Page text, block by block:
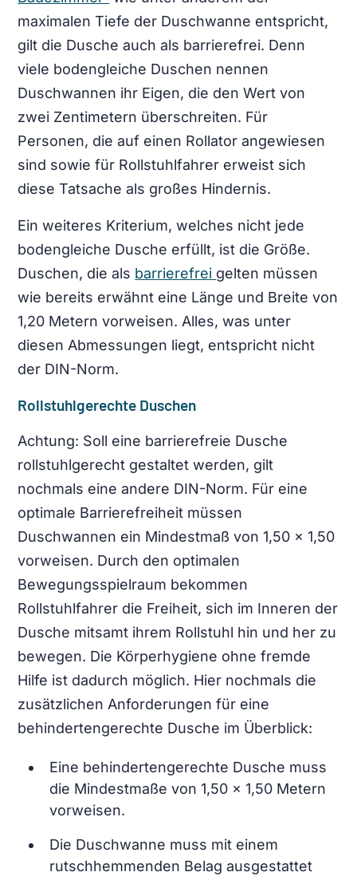
maximalen Tiefe der Duschwanne entspricht,
gilt die Dusche auch als barrierefrei. Denn
viele bodengleiche Duschen nennen
Duschwannen ihr Eigen, die den Wert von
zwei Zentimetern überschreiten. Für
Personen, die auf einen Rollator angewiesen
sind sowie für Rollstuhlfahrer erweist sich
diese Tatsache als großes Hindernis.
Ein weiteres Kriterium, welches nicht jede
bodengleiche Dusche erfüllt, ist die Größe.
Duschen, die als barrierefrei gelten müssen
wie bereits erwähnt eine Länge und Breite von
1,20 Metern vorweisen. Alles, was unter
diesen Abmessungen liegt, entspricht nicht
der DIN-Norm.
Rollstuhlgerechte Duschen
Achtung: Soll eine barrierefreie Dusche
rollstuhlgerecht gestaltet werden, gilt
nochmals eine andere DIN-Norm. Für eine
optimale Barrierefreiheit müssen
Duschwannen ein Mindestmaß von 1,50 × 1,50
vorweisen. Durch den optimalen
Bewegungsspielraum bekommen
Rollstuhlfahrer die Freiheit, sich im Inneren der
Dusche mitsamt ihrem Rollstuhl hin und her zu
bewegen. Die Körperhygiene ohne fremde
Hilfe ist dadurch möglich. Hier nochmals die
zusätzlichen Anforderungen für eine
behindertengerechte Dusche im Überblick:
Eine behindertengerechte Dusche muss
die Mindestmaße von 1,50 × 1,50 Metern
vorweisen.
Die Duschwanne muss mit einem
rutschhemmenden Belag ausgestattet